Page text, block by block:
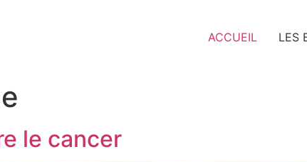
ACCUEIL LES
le cancer